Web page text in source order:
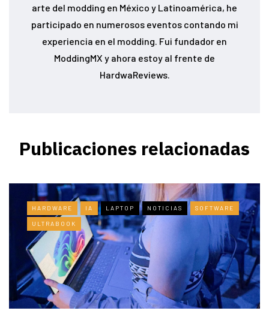
arte del modding en México y Latinoamérica, he
participado en numerosos eventos contando mi
experiencia en el modding. Fui fundador en
ModdingMX y ahora estoy al frente de
HardwaReviews.
Publicaciones relacionadas
HARDWARE IA LAPTOP NOTICIAS SOFTWARE
ULTRABOOK